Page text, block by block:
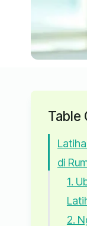
Table
di
1.
2.